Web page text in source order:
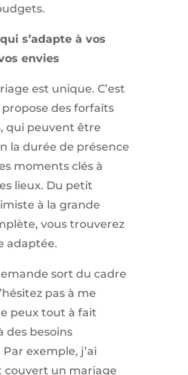
s’adapte à vos
envies
est unique. C’est
des forfaits
qui peuvent être
la durée de présence
moments clés à
lieux. Du petit
à la grande
vous trouverez
adaptée.
sort du cadre
pas à me
peux tout à fait
des besoins
exemple, j’ai
couvert un mariage